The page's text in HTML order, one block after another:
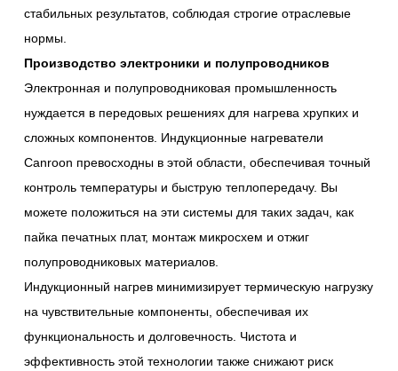
стабильных результатов, соблюдая строгие отраслевые
нормы.
Производство электроники и полупроводников
Электронная и полупроводниковая промышленность
нуждается в передовых решениях для нагрева хрупких и
сложных компонентов. Индукционные нагреватели
Canroon превосходны в этой области, обеспечивая точный
контроль температуры и быструю теплопередачу. Вы
можете положиться на эти системы для таких задач, как
пайка печатных плат, монтаж микросхем и отжиг
полупроводниковых материалов.
Индукционный нагрев минимизирует термическую нагрузку
на чувствительные компоненты, обеспечивая их
функциональность и долговечность. Чистота и
эффективность этой технологии также снижают риск